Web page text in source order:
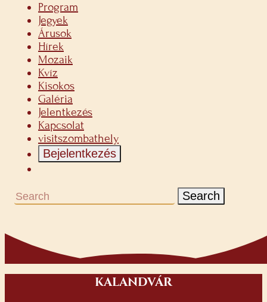
Program
Jegyek
Árusok
Hírek
Mozaik
Kvíz
Kisokos
Galéria
Jelentkezés
Kapcsolat
visitszombathely
Bejelentkezés
Search
KALANDVÁR